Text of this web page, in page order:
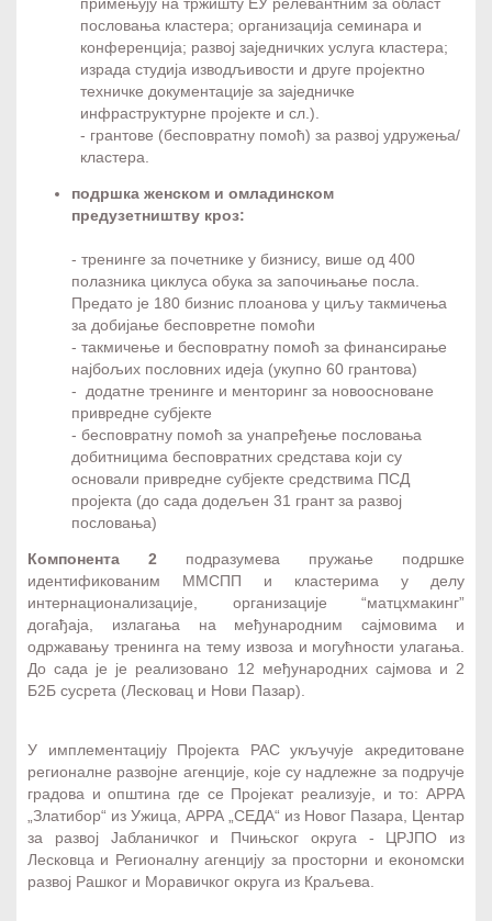
пословања кластера; организација семинара и
конференција; развој заједничких услуга кластера;
израда студија изводљивости и друге пројектно
техничке документације за заједничке
инфраструктурне пројекте и сл.).
- грантове (бесповратну помоћ) за развој удружења/
кластера.
подршка женском и омладинском
предузетништву кроз:
- тренинге за почетнике у бизнису, више од 400
полазника циклуса обука за започињање посла.
Предато је 180 бизнис плоанова у циљу такмичења
за добијање бесповретне помоћи
- такмичење и бесповратну помоћ за финансирање
најбољих пословних идеја (укупно 60 грантова)
- додатне тренинге и менторинг за новоосноване
привредне субјекте
- бесповратну помоћ за унапређење пословања
добитницима бесповратних средстава који су
основали привредне субјекте средствима ПСД
пројекта (до сада додељен 31 грант за развој
пословања)​
Компонента 2 подразумева пружање подршке
идентификованим ММСПП и кластерима у делу
интернационализације, организације “матцхмакинг”
догађаја, излагања на међународним сајмовима и
одржавању тренинга на тему извоза и могућности улагања.
До сада је је реализовано 12 међународних сајмова и 2
Б2Б сусрета (Лесковац и Нови Пазар).
У имплементацију Пројекта РАС укључује акредитоване
регионалне развојне агенције, које су надлежне за подручје
градова и општина где се Пројекат реализује, и то: АРРА
„Златибор“ из Ужица, АРРА „СЕДА“ из Новог Пазара, Центар
за развој Јабланичког и Пчињског округа - ЦРЈПО из
Лесковца и Регионалну агенцију за просторни и економски
развој Рашког и Моравичког округа из Краљева.